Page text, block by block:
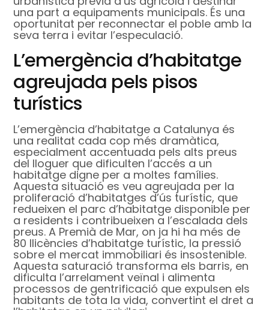
una part a equipaments municipals. És una
oportunitat per reconnectar el poble amb la
seva terra i evitar l’especulació.
L’emergència d’habitatge
agreujada pels pisos
turístics
L’emergència d’habitatge a Catalunya és
una realitat cada cop més dramàtica,
especialment accentuada pels alts preus
del lloguer que dificulten l’accés a un
habitatge digne per a moltes famílies.
Aquesta situació es veu agreujada per la
proliferació d’habitatges d’ús turístic, que
redueixen el parc d’habitatge disponible per
a residents i contribueixen a l’escalada dels
preus. A Premià de Mar, on ja hi ha més de
80 llicències d’habitatge turístic, la pressió
sobre el mercat immobiliari és insostenible.
Aquesta saturació transforma els barris, en
dificulta l’arrelament veïnal i alimenta
processos de gentrificació que expulsen els
habitants de tota la vida, convertint el dret a